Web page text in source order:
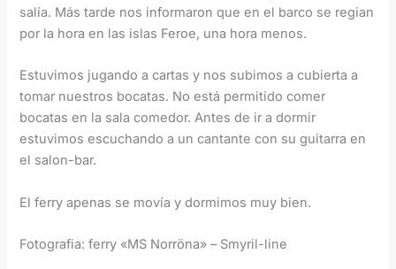
salía. Más tarde nos informaron que en el barco se regian
por la hora en las islas Feroe, una hora menos.
Estuvimos jugando a cartas y nos subimos a cubierta a
tomar nuestros bocatas. No está permitido comer
bocatas en la sala comedor. Antes de ir a dormir
estuvimos escuchando a un cantante con su guitarra en
el salon-bar.
El ferry apenas se movía y dormimos muy bien.
Fotografia: ferry «MS Norröna» – Smyril-line